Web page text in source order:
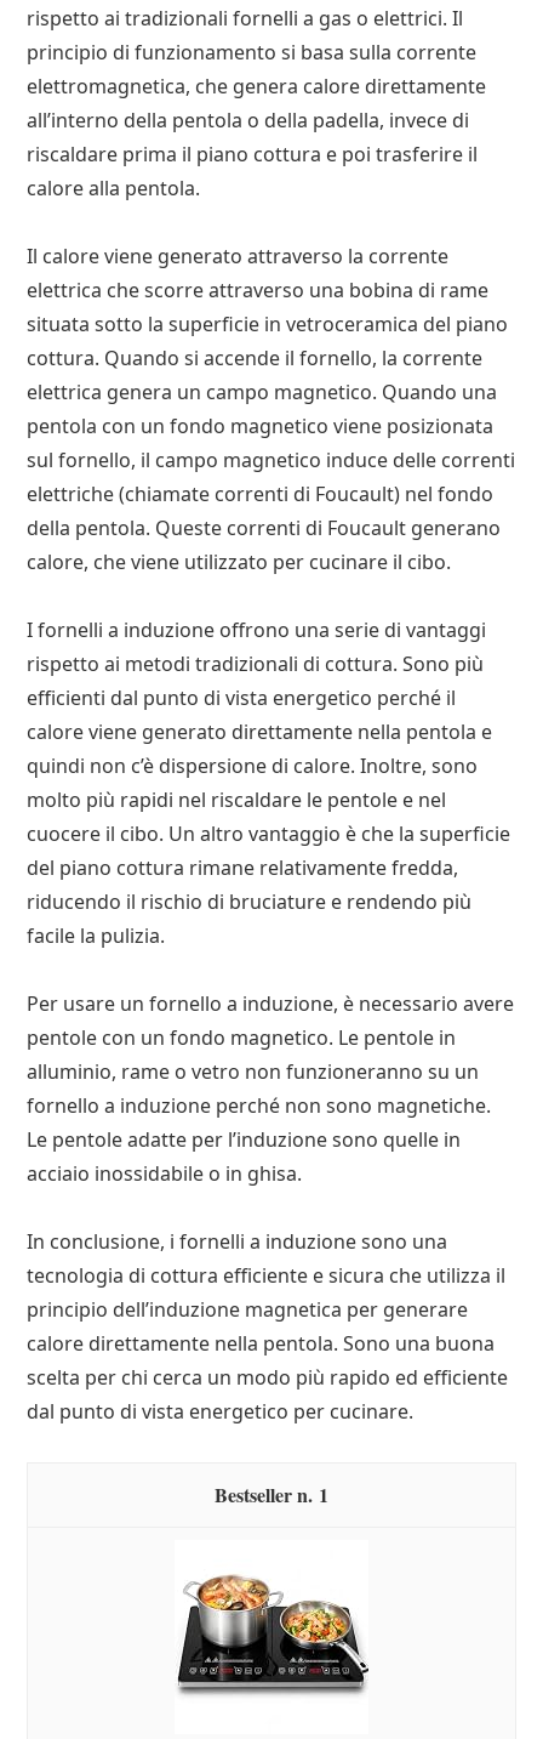
rispetto ai tradizionali fornelli a gas o elettrici. Il
principio di funzionamento si basa sulla corrente
elettromagnetica, che genera calore direttamente
all’interno della pentola o della padella, invece di
riscaldare prima il piano cottura e poi trasferire il
calore alla pentola.
Il calore viene generato attraverso la corrente
elettrica che scorre attraverso una bobina di rame
situata sotto la superficie in vetroceramica del piano
cottura. Quando si accende il fornello, la corrente
elettrica genera un campo magnetico. Quando una
pentola con un fondo magnetico viene posizionata
sul fornello, il campo magnetico induce delle correnti
elettriche (chiamate correnti di Foucault) nel fondo
della pentola. Queste correnti di Foucault generano
calore, che viene utilizzato per cucinare il cibo.
I fornelli a induzione offrono una serie di vantaggi
rispetto ai metodi tradizionali di cottura. Sono più
efficienti dal punto di vista energetico perché il
calore viene generato direttamente nella pentola e
quindi non c’è dispersione di calore. Inoltre, sono
molto più rapidi nel riscaldare le pentole e nel
cuocere il cibo. Un altro vantaggio è che la superficie
del piano cottura rimane relativamente fredda,
riducendo il rischio di bruciature e rendendo più
facile la pulizia.
Per usare un fornello a induzione, è necessario avere
pentole con un fondo magnetico. Le pentole in
alluminio, rame o vetro non funzioneranno su un
fornello a induzione perché non sono magnetiche.
Le pentole adatte per l’induzione sono quelle in
acciaio inossidabile o in ghisa.
In conclusione, i fornelli a induzione sono una
tecnologia di cottura efficiente e sicura che utilizza il
principio dell’induzione magnetica per generare
calore direttamente nella pentola. Sono una buona
scelta per chi cerca un modo più rapido ed efficiente
dal punto di vista energetico per cucinare.
1